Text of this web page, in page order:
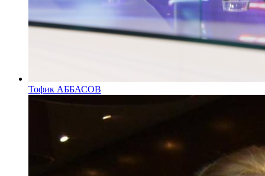
Тофик АББАСОВ